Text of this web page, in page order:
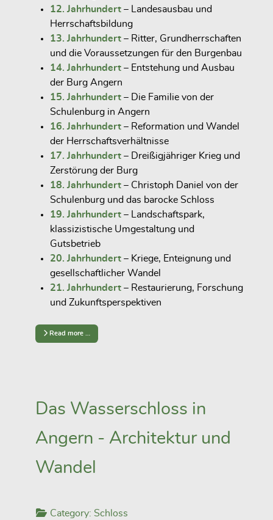
12. Jahrhundert – Landesausbau und
Herrschaftsbildung
13. Jahrhundert – Ritter, Grundherrschaften
und die Voraussetzungen für den Burgenbau
14. Jahrhundert – Entstehung und Ausbau
der Burg Angern
15. Jahrhundert – Die Familie von der
Schulenburg in Angern
16. Jahrhundert – Reformation und Wandel
der Herrschaftsverhältnisse
17. Jahrhundert – Dreißigjähriger Krieg und
Zerstörung der Burg
18. Jahrhundert – Christoph Daniel von der
Schulenburg und das barocke Schloss
19. Jahrhundert – Landschaftspark,
klassizistische Umgestaltung und
Gutsbetrieb
20. Jahrhundert – Kriege, Enteignung und
gesellschaftlicher Wandel
21. Jahrhundert – Restaurierung, Forschung
und Zukunftsperspektiven
Read more …
Das Wasserschloss in
Angern - Architektur und
Wandel
Category: Schloss